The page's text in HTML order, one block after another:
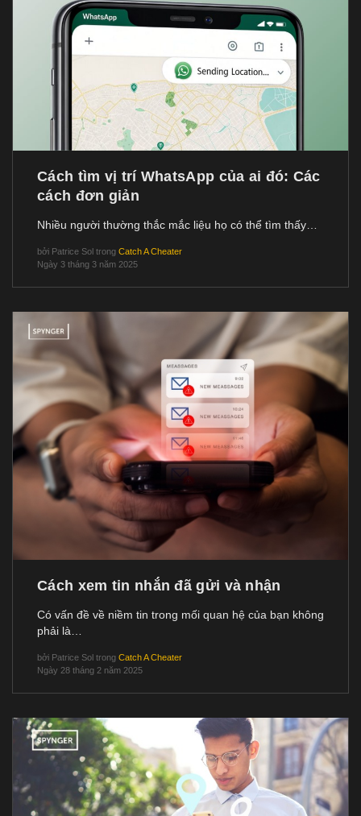
Cách tìm vị trí WhatsApp của ai đó: Các
cách đơn giản
Nhiều người thường thắc mắc liệu họ có thể tìm thấy…
bởi Patrice Sol trong Catch A Cheater
Ngày 3 tháng 3 năm 2025
Cách xem tin nhắn đã gửi và nhận
Có vấn đề về niềm tin trong mối quan hệ của bạn không
phải là…
bởi Patrice Sol trong Catch A Cheater
Ngày 28 tháng 2 năm 2025